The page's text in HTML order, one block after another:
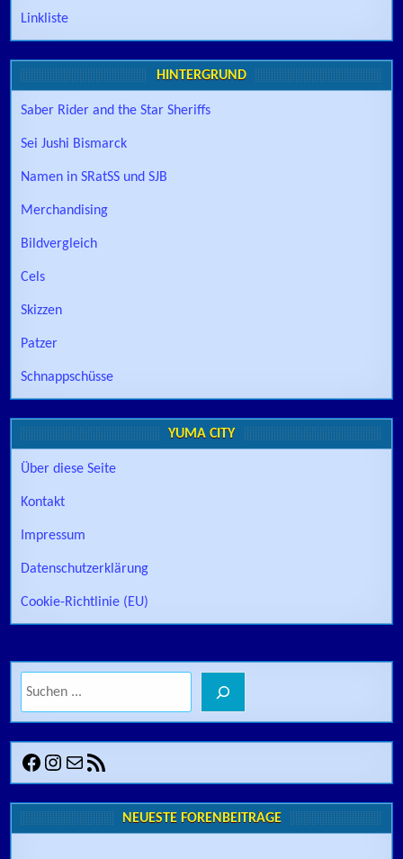
Linkliste
HINTERGRUND
Saber Rider and the Star Sheriffs
Sei Jushi Bismarck
Namen in SRatSS und SJB
Merchandising
Bildvergleich
Cels
Skizzen
Patzer
Schnappschüsse
YUMA CITY
Über diese Seite
Kontakt
Impressum
Datenschutzerklärung
Cookie-Richtlinie (EU)
Facebook
Instagram
E-MailRSS-Feed
NEUESTE FORENBEITRÄGE